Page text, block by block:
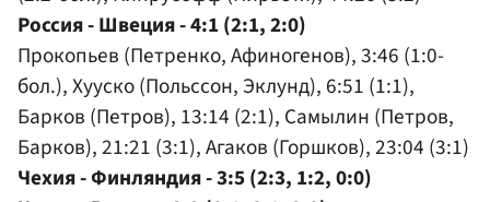
Россия - Швеция - 4:1 (2:1, 2:0)
Прокопьев (Петренко, Афиногенов), 3:46 (1:0-
бол.), Хууско (Польссон, Эклунд), 6:51 (1:1),
Барков (Петров), 13:14 (2:1), Самылин (Петров,
Барков), 21:21 (3:1), Агаков (Горшков), 23:04 (3:1)
Чехия - Финляндия - 3:5 (2:3, 1:2, 0:0)